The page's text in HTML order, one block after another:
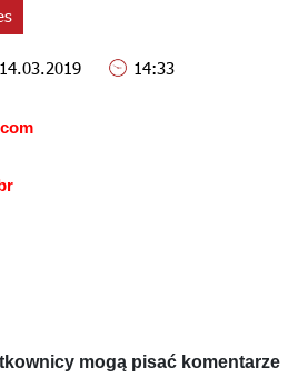
14.03.2019 14:33
mogą pisać komentarze